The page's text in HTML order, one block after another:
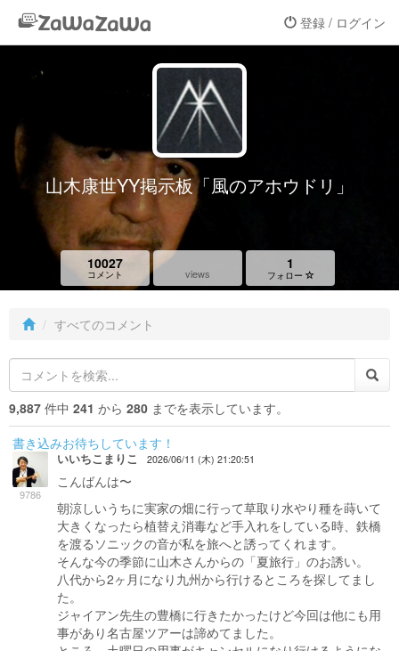
登録 / ログイン
山木康世YY掲示板「風のアホウドリ」
10027
コメント views
1
フォロー
すべてのコメント
9,887 件中 241 から 280 までを表示しています。
書き込みお待ちしています！
9786
いいちこまりこ 2026/06/11 (木) 21:20:51
こんばんは〜
朝涼しいうちに実家の畑に行って草取り水やり種を蒔いて
大きくなったら植替え消毒など手入れをしている時、鉄橋
を渡るソニックの音が私を旅へと誘ってくれます。
そんな今の季節に山木さんからの「夏旅行」のお誘い。
八代から2ヶ月になり九州から行けるところを探してまし
た。
ジャイアン先生の豊橋に行きたかったけど今回は他にも用
事があり名古屋ツアーは諦めてました。